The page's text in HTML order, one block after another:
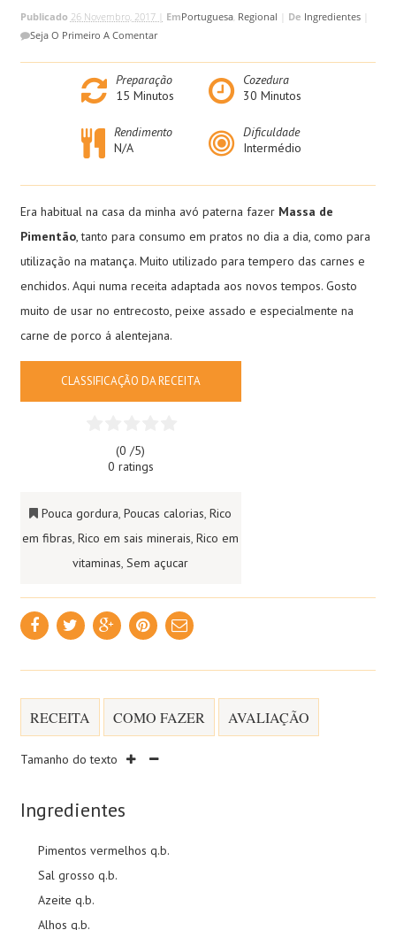
Publicado 26 Novembro, 2017 | EmPortuguesa, Regional De Ingredientes|
Seja O Primeiro A Comentar
Preparação
15 Minutos
Cozedura
30 Minutos
Rendimento
N/A
Dificuldade
Intermédio
Era habitual na casa da minha avó paterna fazer Massa de
Pimentão, tanto para consumo em pratos no dia a dia, como para
utilização na matança. Muito utilizado para tempero das carnes e
enchidos. Aqui numa receita adaptada aos novos tempos. Gosto
muito de usar no entrecosto, peixe assado e especialmente na
carne de porco á alentejana.
CLASSIFICAÇÃO DA RECEITA
(0 /5)
0 ratings
Pouca gordura,Poucas calorias,Rico
em fibras,Rico em sais minerais,Rico em
vitaminas,Sem açucar
RECEITA COMO FAZER AVALIAÇÃO
Tamanho do texto
Ingredientes
Pimentos vermelhos q.b.
Sal grosso q.b.
Azeite q.b.
Alhos q.b.